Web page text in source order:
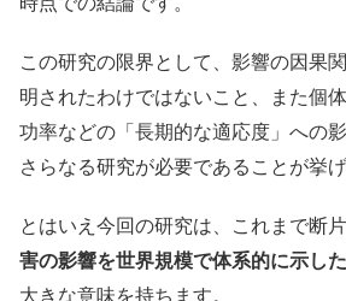
この研究の限界として、影響の因果
明されたわけではないこと、また個
功率などの「長期的な適応度」への
さらなる研究が必要であることが挙げ
とはいえ今回の研究は、これまで断
害の影響を世界規模で体系的に示し
大きな意味を持ちます。